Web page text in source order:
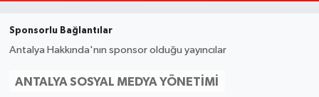
Sponsorlu Bağlantılar
Antalya Hakkında'nın sponsor olduğu yayıncılar
ANTALYA SOSYAL MEDYA YÖNETIMI